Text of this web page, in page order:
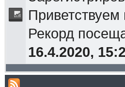
Приветствуем
Рекорд
16.4.2020,